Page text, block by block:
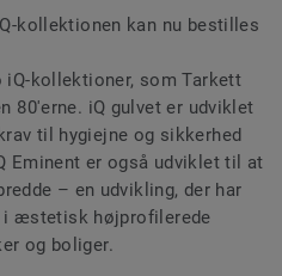
kollektionen kan nu bestilles
iQ-kollektioner, som Tarkett
80'erne. iQ gulvet er udviklet
til hygiejne og sikkerhed
Eminent er også udviklet til at
– en udvikling, der har
i æstetisk højprofilerede
og boliger.